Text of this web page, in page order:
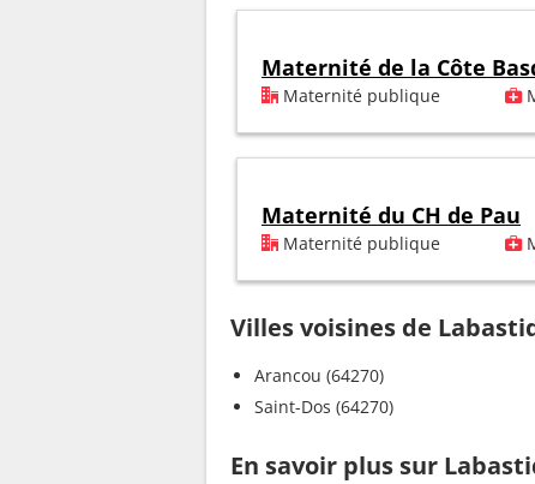
Maternité de la Côte
Maternité publique
Maternité du CH de Pau
Maternité publique
Villes voisines de
Arancou (64270)
Saint-Dos (64270)
En savoir plus sur